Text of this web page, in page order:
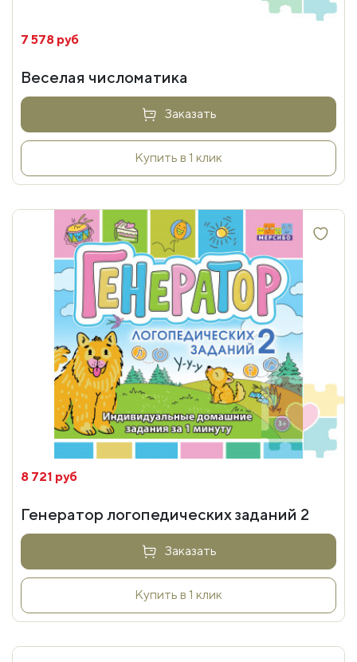
7 578 руб
Веселая числоматика
Заказать
Купить в 1 клик
8 721 руб
Генератор логопедических заданий 2
Заказать
Купить в 1 клик